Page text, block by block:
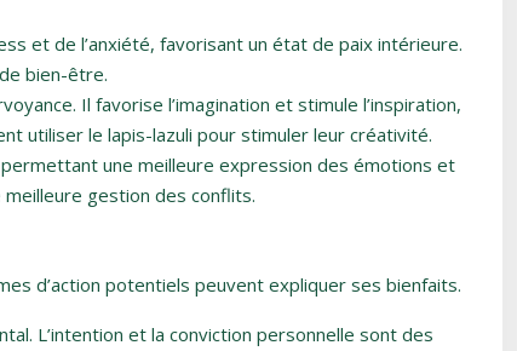
et de l’anxiété, favorisant un état de paix intérieure.
bien-être.
Il favorise l’imagination et stimule l’inspiration,
utiliser le lapis-lazuli pour stimuler leur créativité.
une meilleure expression des émotions et
gestion des conflits.
d’action potentiels peuvent expliquer ses bienfaits.
L’intention et la conviction personnelle sont des